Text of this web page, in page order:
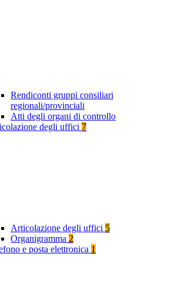
Rendiconti gruppi consiliari
regionali/provinciali
Atti degli organi di controllo
degli uffici 7
Articolazione degli uffici 5
Organigramma 2
e posta elettronica 1